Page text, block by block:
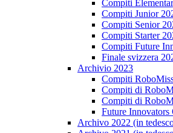
Compiti
Compiti Junior
Compiti Senior
Compiti Starter
Compiti Future
Finale svizzera
Archivio 2023
Compiti
Compiti di
Compiti di
Future
Archivo 2022 (in